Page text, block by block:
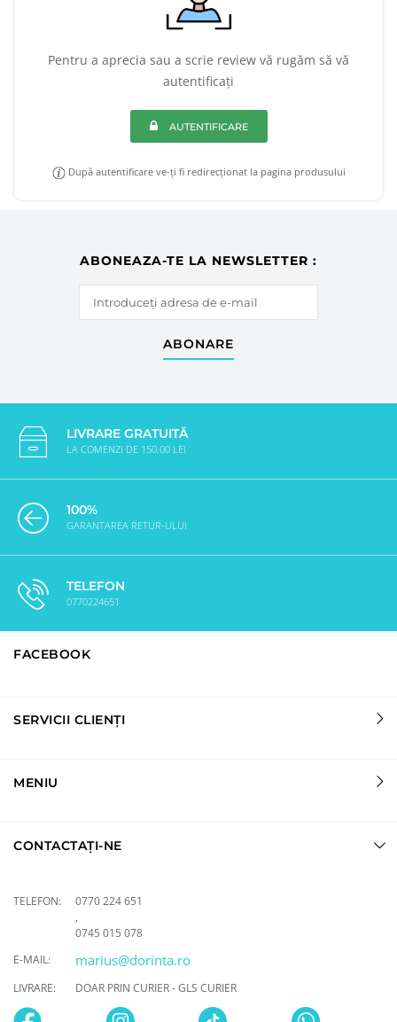
Pentru a aprecia sau a scrie review vă rugăm să vă
autentificați
AUTENTIFICARE
După autentificare ve-ți fi redirecționat la pagina produsului
ABONEAZA-TE LA NEWSLETTER :
ABONARE
LIVRARE GRATUITĂ
LA COMENZI DE 150.00 LEI
100%
GARANTAREA RETUR-ULUI
TELEFON
0770224651
FACEBOOK
SERVICII CLIENȚI
MENIU
CONTACTAȚI-NE
TELEFON:
0770 224 651
,
0745 015 078
E-MAIL:
marius@dorinta.ro
LIVRARE: DOAR PRIN CURIER - GLS CURIER